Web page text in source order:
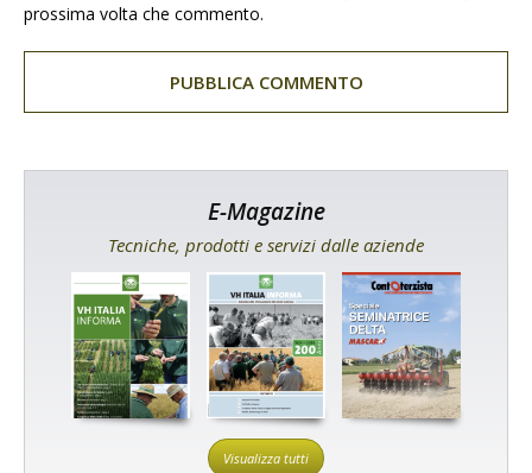
prossima volta che commento.
E-Magazine
Tecniche, prodotti e servizi dalle aziende
Visualizza tutti